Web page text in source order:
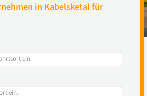
in Kabelsketal für